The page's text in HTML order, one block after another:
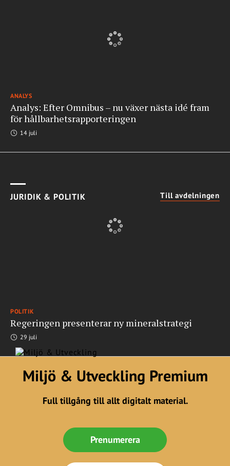
ANALYS
Analys: Efter Omnibus – nu växer nästa idé fram
för hållbarhetsrapporteringen
14 juli
JURIDIK & POLITIK Till avdelningen
POLITIK
Regeringen presenterar ny mineralstrategi
29 juli
Miljö & Utveckling Premium
Full tillgång till allt digitalt material.
Prenumerera